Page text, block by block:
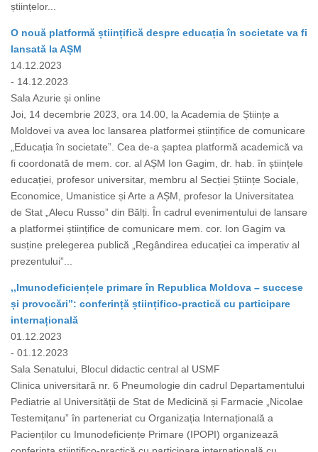
științelor...
O nouă platformă științifică despre educația în societate va fi
lansată la AȘM
14.12.2023
- 14.12.2023
Sala Azurie și online
Joi, 14 decembrie 2023, ora 14.00, la Academia de Științe a
Moldovei va avea loc lansarea platformei științifice de comunicare
„Educația în societate”. Cea de-a șaptea platformă academică va
fi coordonată de mem. cor. al AȘM Ion Gagim, dr. hab. în științele
educației, profesor universitar, membru al Secției Științe Sociale,
Economice, Umanistice și Arte a AȘM, profesor la Universitatea
de Stat „Alecu Russo” din Bălți. În cadrul evenimentului de lansare
a platformei științifice de comunicare mem. cor. Ion Gagim va
susține prelegerea publică „Regândirea educației ca imperativ al
prezentului”...
,,Imunodeficiențele primare în Republica Moldova – succese
și provocări”: conferință științifico-practică cu participare
internațională
01.12.2023
- 01.12.2023
Sala Senatului, Blocul didactic central al USMF
Clinica universitară nr. 6 Pneumologie din cadrul Departamentului
Pediatrie al Universității de Stat de Medicină și Farmacie „Nicolae
Testemițanu” în parteneriat cu Organizația Internațională a
Pacienților cu Imunodeficiențe Primare (IPOPI) organizează